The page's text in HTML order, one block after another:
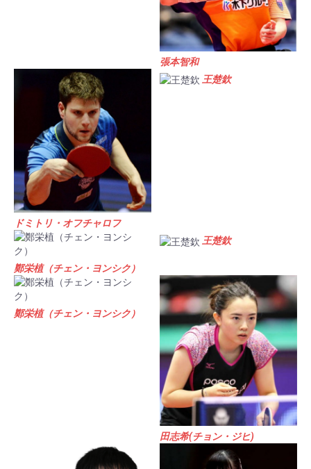
張本智和
ドミトリ・オフチャロフ
王楚欽
鄭栄植（チェン・ヨンシク）
王楚欽
鄭栄植（チェン・ヨンシク）
田志希(チョン・ジヒ)